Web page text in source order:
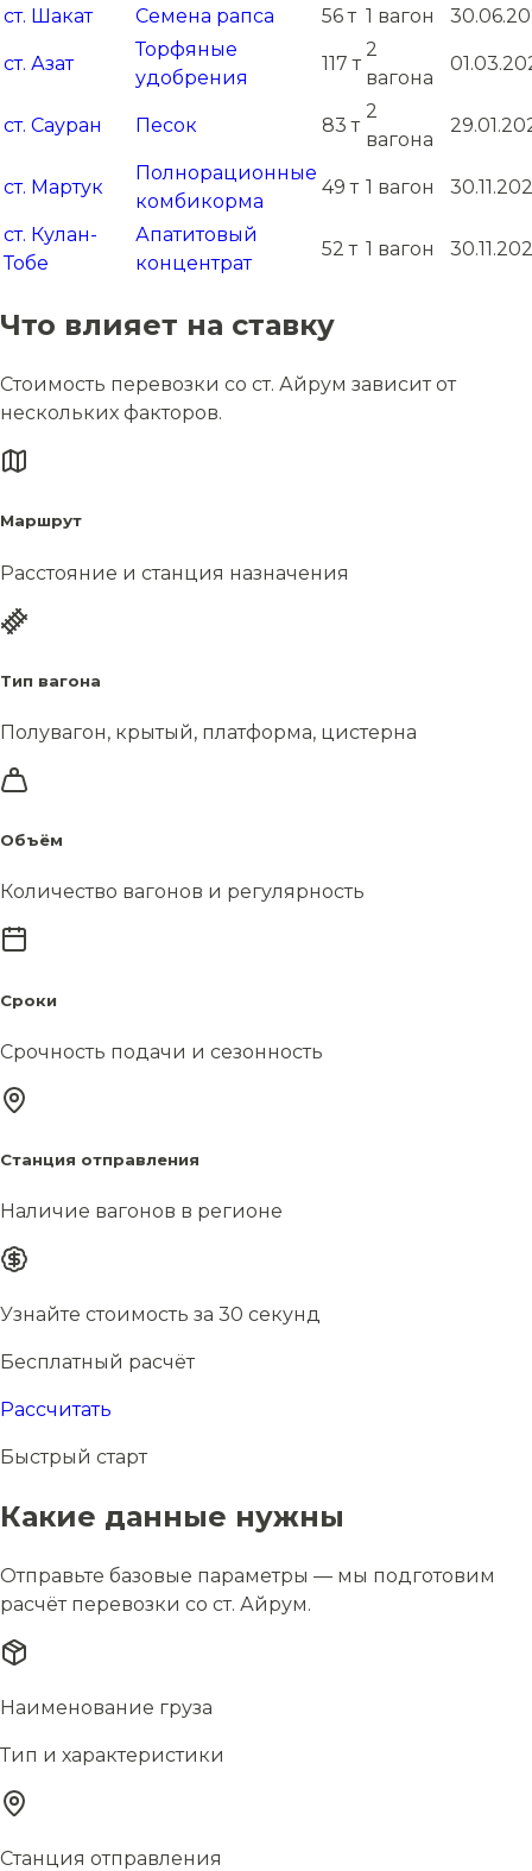
ст. Шакат
Семена рапса 56 т 1 вагон
ст. Азат
Торфяные
удобрения
117 т
2
вагона
ст. Сауран Песок 83 т
2
вагона
ст. Мартук
Полнорационные
комбикорма
49 т 1 вагон
ст. Кулан-
Тобе
Апатитовый
концентрат
52 т 1 вагон
Что влияет на ставку
Стоимость перевозки со ст. Айрум зависит от
нескольких факторов.
Маршрут
Расстояние и станция назначения
Тип вагона
Полувагон, крытый, платформа, цистерна
Объём
Количество вагонов и регулярность
Сроки
Срочность подачи и сезонность
Станция отправления
Наличие вагонов в регионе
Узнайте стоимость за 30 секунд
Бесплатный расчёт
Рассчитать
Быстрый старт
Какие данные нужны
Отправьте базовые параметры — мы подготовим
расчёт перевозки со ст. Айрум.
Наименование груза
Тип и характеристики
Станция отправления